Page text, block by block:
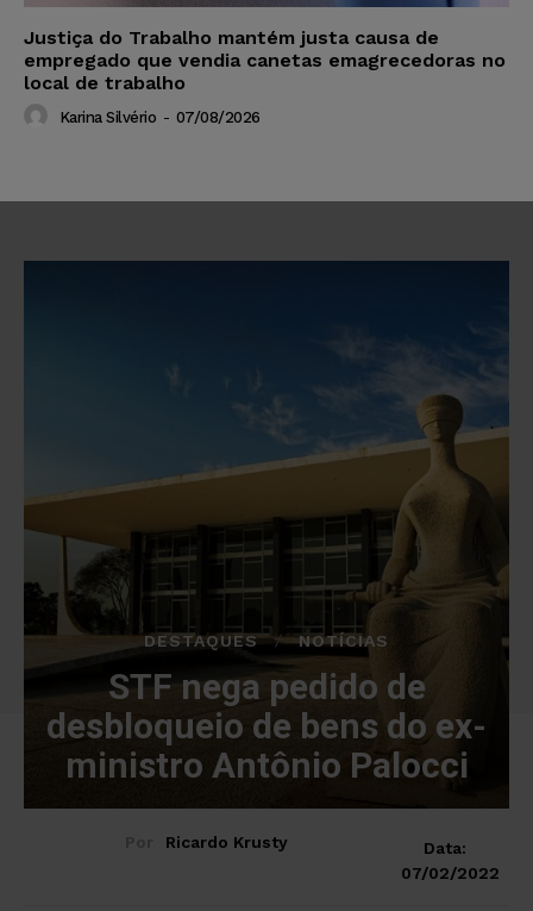
Justiça do Trabalho mantém justa causa de
empregado que vendia canetas emagrecedoras no
local de trabalho
Karina Silvério - 07/08/2026